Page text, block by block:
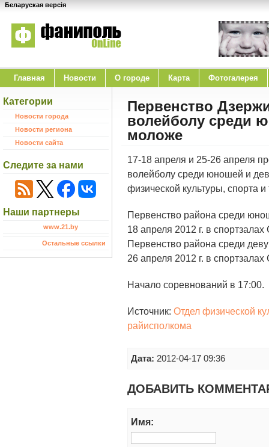
Беларуская версія
Главная Новости O городе Карта Фотогалерея
Категории
Новости города
Новости региона
Новости сайта
Следите за нами
Наши партнеры
www.21.by
Остальные ссылки
Первенство
волейболу среди
моложе
17-18 апреля и 25-26 апреля
волейболу среди юношей и
физической культуры, спорта
Первенство района среди
18 апреля 2012 г. в
Первенство района среди
26 апреля 2012 г. в
Начало соревнований в 17:00.
Источник:Отдел физической
райисполкома
Дата: 2012-04-17 09:36
ДОБАВИТЬ
Имя: